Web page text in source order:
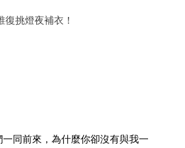
挑燈夜補衣！